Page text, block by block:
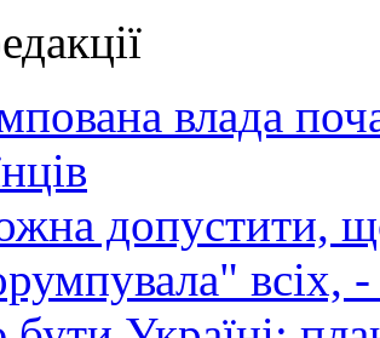
влада
допустити,
всіх,